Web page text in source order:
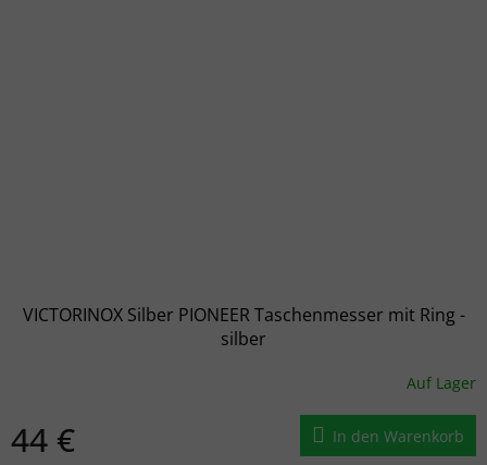
VICTORINOX Silber PIONEER Taschenmesser mit Ring -
silber
Auf Lager
44 € In den Warenkorb